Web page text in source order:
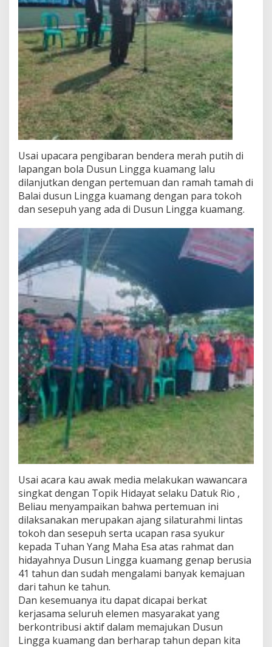
Usai upacara pengibaran bendera merah putih di
lapangan bola Dusun Lingga kuamang lalu
dilanjutkan dengan pertemuan dan ramah tamah di
Balai dusun Lingga kuamang dengan para tokoh
dan sesepuh yang ada di Dusun Lingga kuamang.
Usai acara kau awak media melakukan wawancara
singkat dengan Topik Hidayat selaku Datuk Rio ,
Beliau menyampaikan bahwa pertemuan ini
dilaksanakan merupakan ajang silaturahmi lintas
tokoh dan sesepuh serta ucapan rasa syukur
kepada Tuhan Yang Maha Esa atas rahmat dan
hidayahnya Dusun Lingga kuamang genap berusia
41 tahun dan sudah mengalami banyak kemajuan
dari tahun ke tahun.
Dan kesemuanya itu dapat dicapai berkat
kerjasama seluruh elemen masyarakat yang
berkontribusi aktif dalam memajukan Dusun
Lingga kuamang dan berharap tahun depan kita